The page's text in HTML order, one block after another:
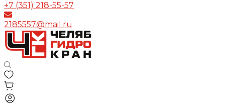
+7 (351) 218-55-57
2185557@mail.ru